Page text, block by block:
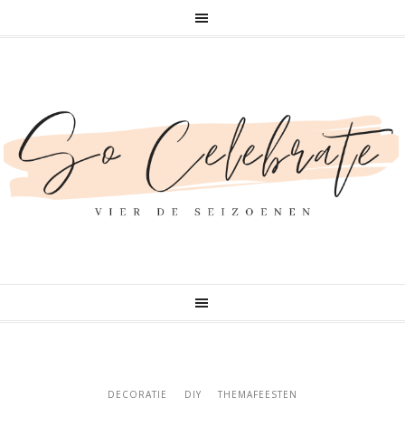
DECORATIE DIY THEMAFEESTEN